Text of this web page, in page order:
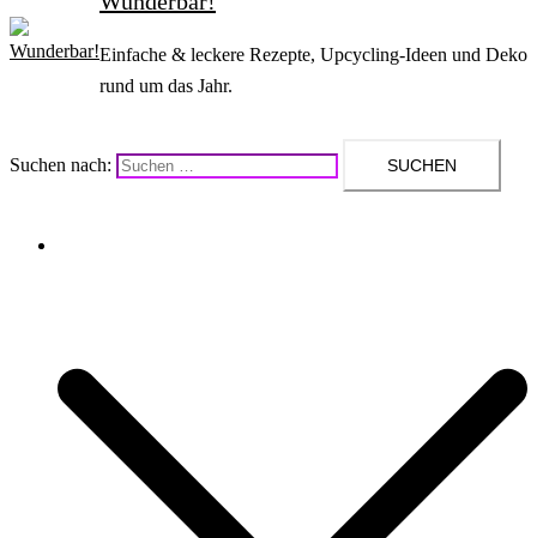
Einfache & leckere Rezepte, Upcycling-Ideen und Deko
rund um das Jahr.
Suchen nach: